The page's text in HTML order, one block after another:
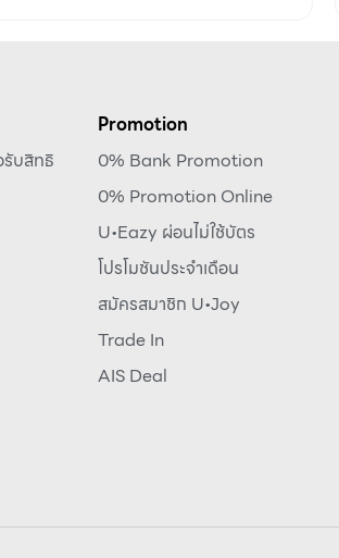
รับสิทธิ
Promotion
0% Bank Promotion
0% Promotion Online
U•Eazy ผ่อนไม่ใช้บัตร
โปรโมชันประจำเดือน
สมัครสมาชิก U•Joy
Trade In
AIS Deal